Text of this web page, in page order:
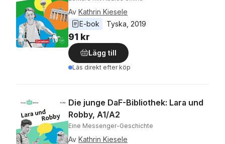
Av Kathrin Kiesele
E-bok
Tyska 2019
91 kr
Lägg till
Läs direkt efter köp
Die junge DaF-Bibliothek: Lara und
Robby, A1/A2
Eine Messenger-Geschichte
Av Kathrin Kiesele